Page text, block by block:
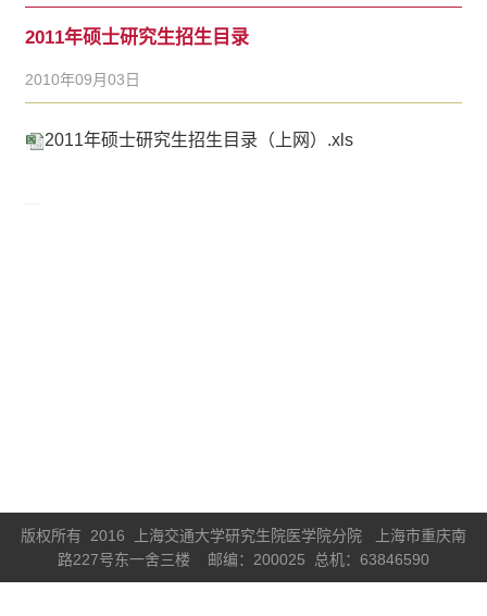
2011年硕士研究生招生目录
2010年09月03日
2011年硕士研究生招生目录（上网）.xls
版权所有 2016 上海交通大学研究生院医学院分院 上海市重庆南
路227号东一舍三楼 邮编：200025 总机：63846590